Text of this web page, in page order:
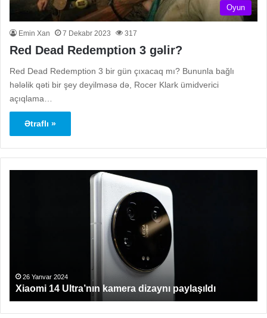
Oyun
Emin Xan 7 Dekabr 2023 317
Red Dead Redemption 3 gəlir?
Red Dead Redemption 3 bir gün çıxacaq mı? Bununla bağlı
hələlik qəti bir şey deyilməsə də, Rocer Klark ümidverici
açıqlama…
Ətraflı »
26 Yanvar 2024
Xiaomi 14 Ultra’nın kamera dizaynı paylaşıldı